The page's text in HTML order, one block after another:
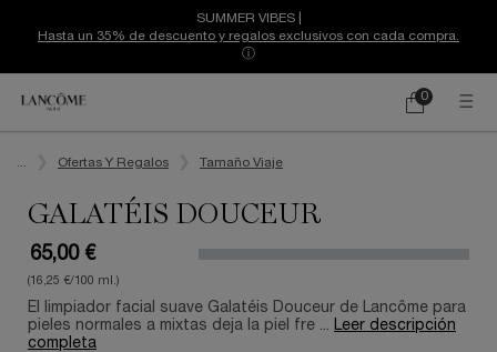
SUMMER VIBES |
Hasta un 35% de descuento y regalos exclusivos con cada compra.
ⓘ
Mi
0
0 producto
Ofertas Y Regalos Tamaño Viaje
GALATÉIS DOUCEUR
65,00 €
(16,25 €/100 ml.)
El limpiador facial suave Galatéis Douceur de Lancôme para
pieles normales a mixtas deja la piel fre ... Leer descripción
completa